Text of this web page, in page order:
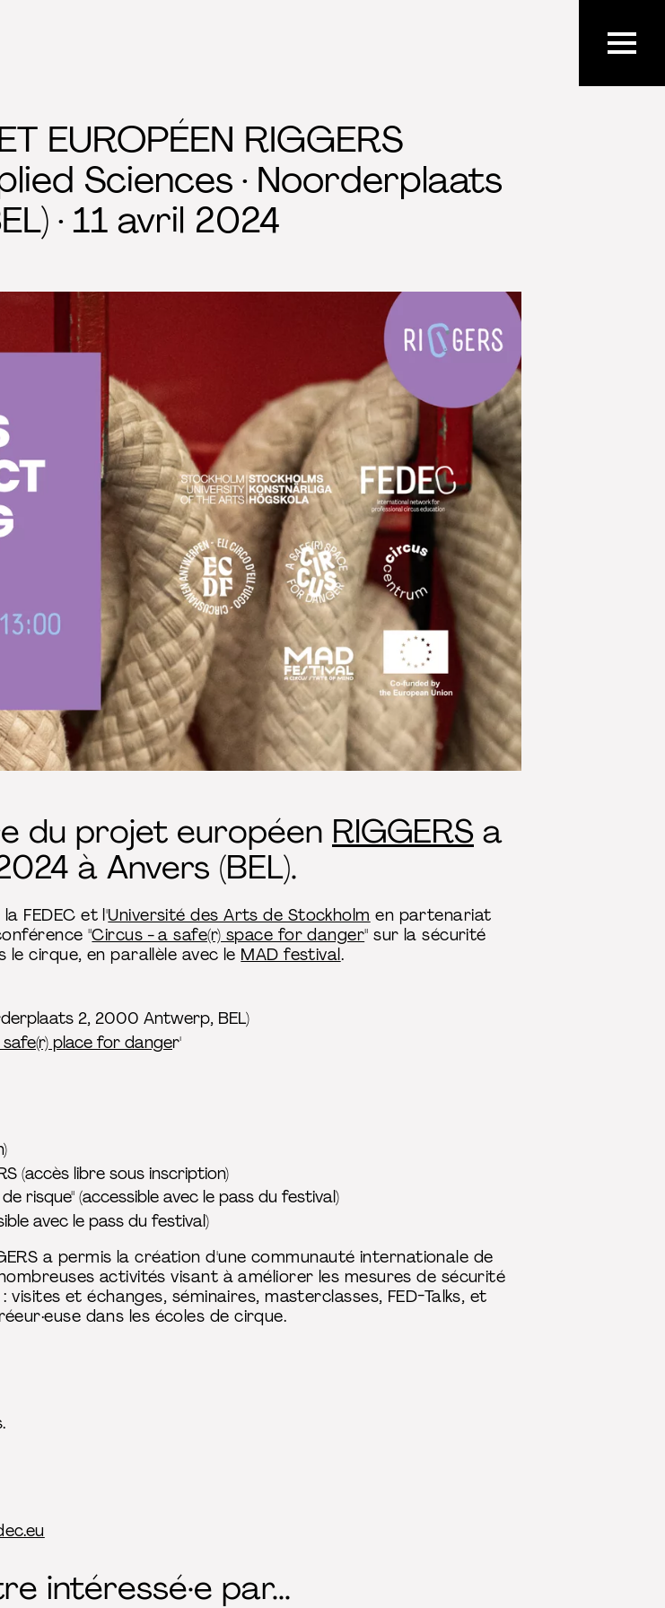
EUROPÉEN RIGGERS
Sciences · Noorderplaats
· 11 avril 2024
du projet européen RIGGERS a
à Anvers (BEL).
FEDEC et l'Université des Arts de Stockholm en partenariat
"Circus - a safe(r) space for danger" sur la sécurité
cirque, en parallèle avec le MAD festival.
2, 2000 Antwerp, BEL)
place for danger'
(accès libre sous inscription)
risque" (accessible avec le pass du festival)
avec le pass du festival)
a permis la création d'une communauté internationale de
activités visant à améliorer les mesures de sécurité
et échanges, séminaires, masterclasses, FED-Talks, et
dans les écoles de cirque.
intéressé·e par...